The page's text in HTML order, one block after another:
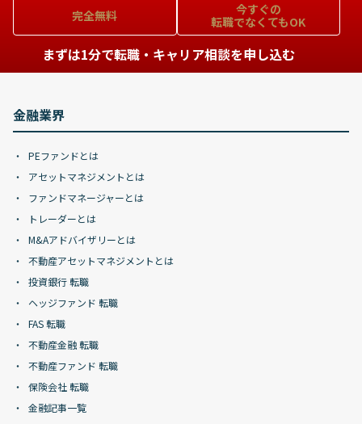
完全無料
今すぐの
転職でなくてもOK
まずは1分で転職・キャリア相談を申し込む
金融業界
PEファンドとは
アセットマネジメントとは
ファンドマネージャーとは
トレーダーとは
M&Aアドバイザリーとは
不動産アセットマネジメントとは
投資銀行 転職
ヘッジファンド 転職
FAS 転職
不動産金融 転職
不動産ファンド 転職
保険会社 転職
金融記事一覧